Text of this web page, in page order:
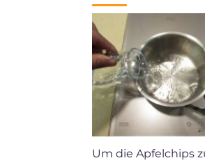
Um die Apfelchips